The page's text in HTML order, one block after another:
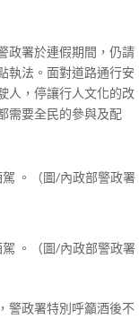
政署於連假期間，仍請
執法。面對道路通行安
人，停讓行人文化的改
需要全民的參與及配
。（圖/內政部警政署
。（圖/內政部警政署
警政署特別呼籲酒後不